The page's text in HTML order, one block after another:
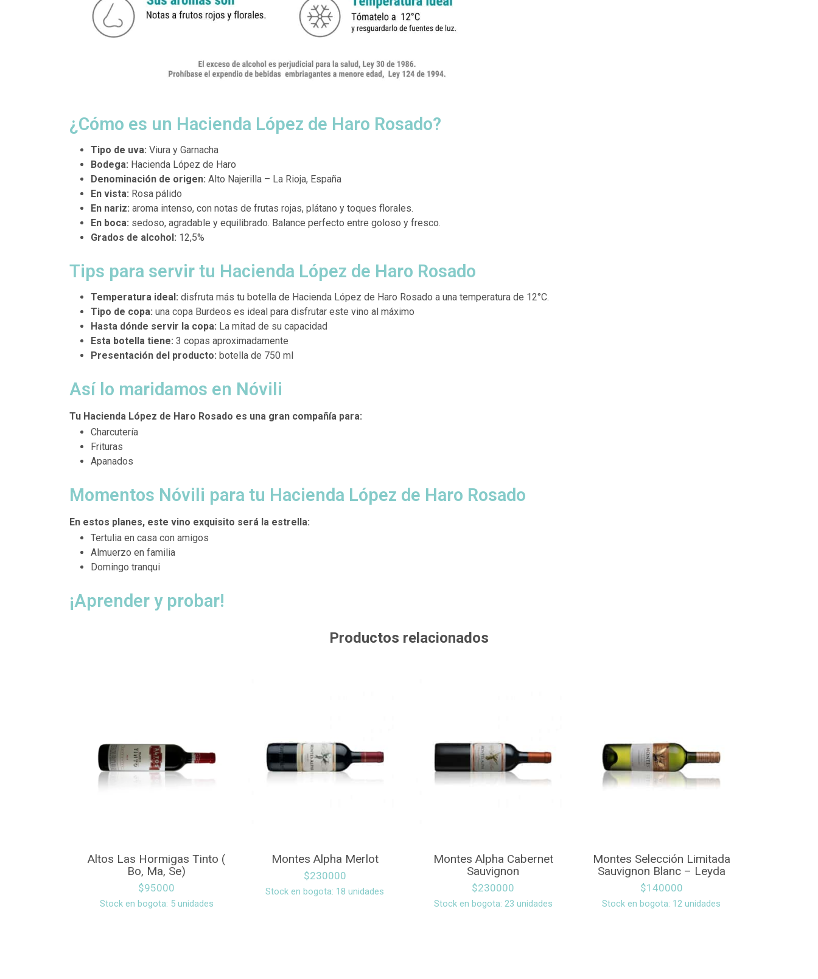
¿Cómo es un Hacienda López de Haro Rosado?
Tipo de uva: Viura y Garnacha
Bodega: Hacienda López de Haro
Denominación de origen: Alto Najerilla – La Rioja, España
En vista: Rosa pálido
En nariz: aroma intenso, con notas de frutas rojas, plátano y toques florales.
En boca: sedoso, agradable y equilibrado. Balance perfecto entre goloso y fresco.
Grados de alcohol: 12,5%
Tips para servir tu Hacienda López de Haro Rosado
Temperatura ideal: disfruta más tu botella de Hacienda López de Haro Rosado a una temperatura de 12°C.
Tipo de copa: una copa Burdeos es ideal para disfrutar este vino al máximo
Hasta dónde servir la copa: La mitad de su capacidad
Esta botella tiene: 3 copas aproximadamente
Presentación del producto: botella de 750 ml
Así lo maridamos en Nóvili
Tu Hacienda López de Haro Rosado es una gran compañía para:
Charcutería
Frituras
Apanados
Momentos Nóvili para tu Hacienda López de Haro Rosado
En estos planes, este vino exquisito será la estrella:
Tertulia en casa con amigos
Almuerzo en familia
Domingo tranqui
¡Aprender y probar!
Productos relacionados
Altos Las Hormigas Tinto (
Bo, Ma, Se)
$95000
Stock en bogota: 5 unidades
Montes Alpha Merlot
$230000
Stock en bogota: 18 unidades
Montes Alpha Cabernet
Sauvignon
$230000
Stock en bogota: 23 unidades
Montes Selección Limitada
Sauvignon Blanc – Leyda
$140000
Stock en bogota: 12 unidades